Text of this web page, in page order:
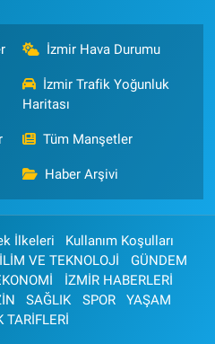
İzmir Hava Durumu
İzmir Trafik Yoğunluk
Haritası
Tüm Manşetler
Haber Arşivi
İlkeleri
Kullanım Koşulları
VE TEKNOLOJİ
GÜNDEM
İZMİR HABERLERİ
SAĞLIK SPOR
YAŞAM
TARİFLERİ